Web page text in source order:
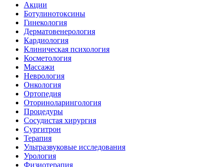
Акции
Ботулинотоксины
Гинекология
Дерматовенерология
Кардиология
Клиническая психология
Косметология
Массажи
Неврология
Онкология
Ортопедия
Оториноларингология
Процедуры
Сосудистая хирургия
Сургитрон
Терапия
Ультразвуковые исследования
Урология
Физиотерапия